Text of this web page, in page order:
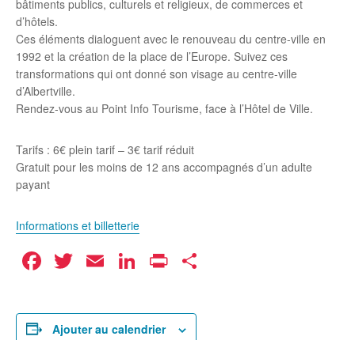
bâtiments publics, culturels et religieux, de commerces et
d’hôtels.
Ces éléments dialoguent avec le renouveau du centre-ville en
1992 et la création de la place de l’Europe. Suivez ces
transformations qui ont donné son visage au centre-ville
d’Albertville.
Rendez-vous au Point Info Tourisme, face à l’Hôtel de Ville.
Tarifs : 6€ plein tarif – 3€ tarif réduit
Gratuit pour les moins de 12 ans accompagnés d’un adulte
payant
Informations et billetterie
Facebook
Twitter
EmailLinkedIn
Print
Ajouter au calendrier